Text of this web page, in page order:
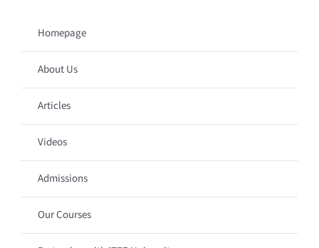
Homepage
About Us
Articles
Videos
Admissions
Our Courses